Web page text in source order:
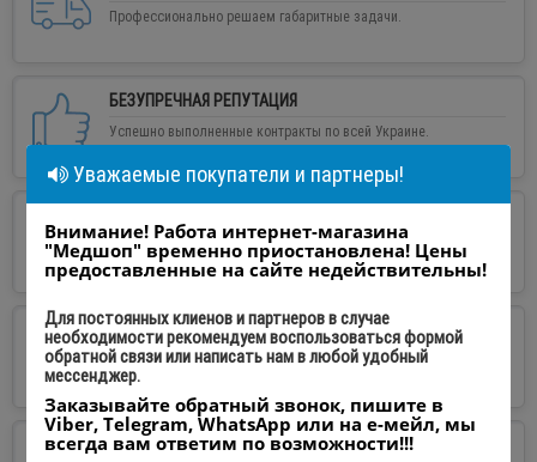
Профессионально решаем габаритные задачи.
БЕЗУПРЕЧНАЯ РЕПУТАЦИЯ
Успешно выполненные контракты по всей Украине.
Опыт работы 10 лет на медицинском рынке.
КАЧЕСТВЕННАЯ КОНСУЛЬТАЦИЯ
Ответим на все тематические вопросы.
СЕРВИСНОЕ ОБСЛУЖИВАНИЕ
Уважаемые покупатели и партнеры!
Внимание! Работа интернет-магазина
"Медшоп" временно приостановлена! Цены
предоставленные на сайте недействительны!
Для постоянных клиенов и партнеров в случае
необходимости рекомендуем воспользоваться формой
обратной связи или написать нам в любой удобный
мессенджер.
Заказывайте обратный звонок, пишите в
Viber, Telegram, WhatsApp или на е-мейл, мы
всегда вам ответим по возможности!!!